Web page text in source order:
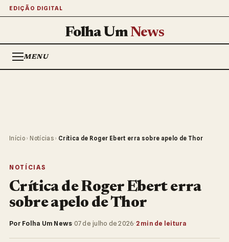
EDIÇÃO DIGITAL
Folha UmNews
MENU
Início › Notícias › Crítica de Roger Ebert erra sobre apelo de Thor
NOTÍCIAS
Crítica de Roger Ebert erra
sobre apelo de Thor
Por Folha Um News·07 de julho de 2026·2 min de leitura